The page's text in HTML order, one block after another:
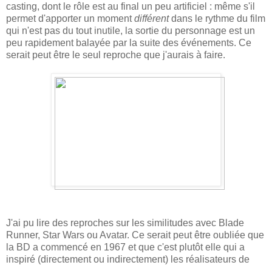
casting, dont le rôle est au final un peu artificiel : même s'il
permet d'apporter un momentdifférentdans le rythme du film
qui n'est pas du tout inutile, la sortie du personnage est un
peu rapidement balayée par la suite des événements. Ce
serait peut être le seul reproche que j'aurais à faire.
J'ai pu lire des reproches sur les similitudes avec Blade
Runner, Star Wars ou Avatar. Ce serait peut être oubliée que
la BD a commencé en 1967 et que c'est plutôt elle qui a
inspiré (directement ou indirectement) les réalisateurs de